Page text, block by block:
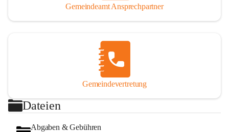
Gemeindeamt Ansprechpartner
Gemeindevertretung
Dateien
Abgaben & Gebühren